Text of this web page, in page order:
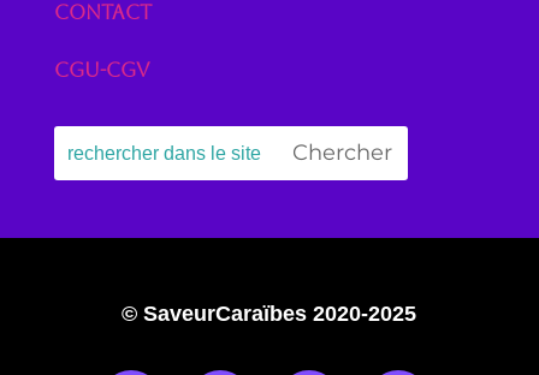
Contact
CGU-CGV
© SaveurCaraïbes 2020-2025